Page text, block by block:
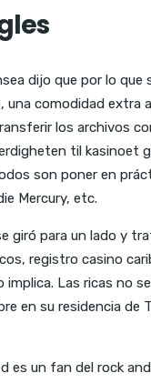
dijo que por lo que
comodidad extra
los archivos
til kasinoet
son poner en
Mercury, etc.
giró para un lado y
registro casino
Las ricas no
en su residencia
es un fan del rock